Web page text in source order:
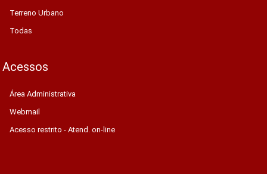
Terreno Urbano
Todas
Acessos
Área Administrativa
Webmail
Acesso restrito - Atend. on-line